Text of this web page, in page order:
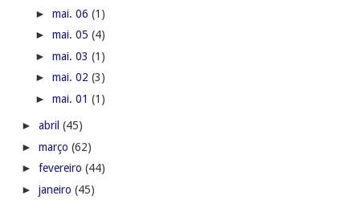
► mai. 06 (1)
► mai. 05 (4)
► mai. 03 (1)
► mai. 02 (3)
► mai. 01 (1)
► abril (45)
► março (62)
► fevereiro (44)
► janeiro (45)